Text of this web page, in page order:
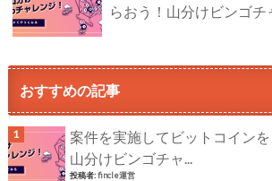
らおう！山分けビンゴチ
おすすめの記事
案件を実施してビットコインを
山分けビンゴチャ...
投稿者:fincle運営